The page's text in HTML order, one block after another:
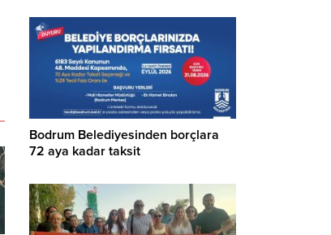
Bodrum Belediyesinden borçlara
72 aya kadar taksit